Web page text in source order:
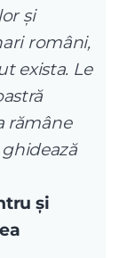
și
români,
exista. Le
rămâne
și